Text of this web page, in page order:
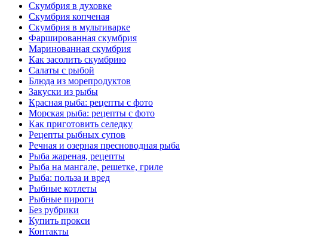
Скумбрия в духовке
Скумбрия копченая
Скумбрия в мультиварке
Фаршированная скумбрия
Маринованная скумбрия
Как засолить скумбрию
Салаты с рыбой
Блюда из морепродуктов
Закуски из рыбы
Красная рыба: рецепты с фото
Морская рыба: рецепты с фото
Как приготовить селедку
Рецепты рыбных супов
Речная и озерная пресноводная рыба
Рыба жареная, рецепты
Рыба на мангале, решетке, гриле
Рыба: польза и вред
Рыбные котлеты
Рыбные пироги
Без рубрики
Купить прокси
Контакты